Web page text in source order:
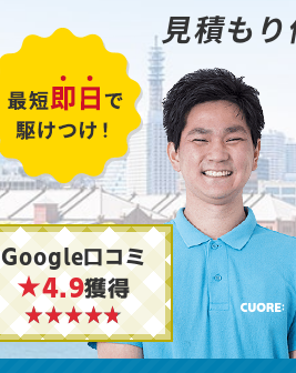
Google口コミ
★4.9獲得
見積も